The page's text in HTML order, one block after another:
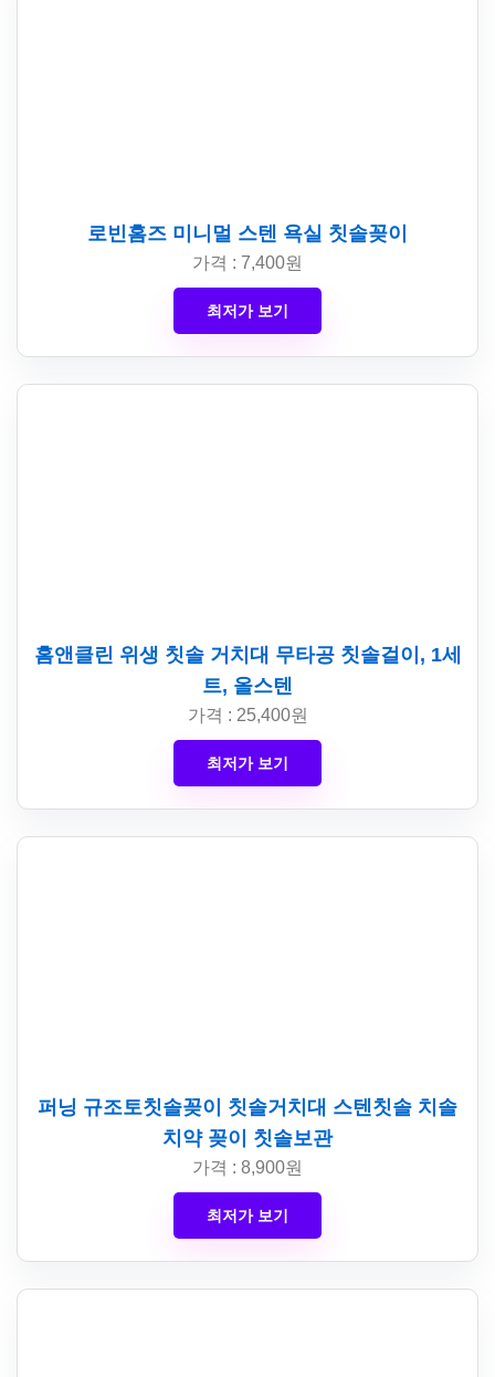
로빈홈즈 미니멀 스텐 욕실 칫솔꽂이
가격 : 7,400원
최저가 보기
홈앤클린 위생 칫솔 거치대 무타공 칫솔걸이, 1세
트, 올스텐
가격 : 25,400원
최저가 보기
퍼닝 규조토칫솔꽂이 칫솔거치대 스텐칫솔 치솔
치약 꽂이 칫솔보관
가격 : 8,900원
최저가 보기